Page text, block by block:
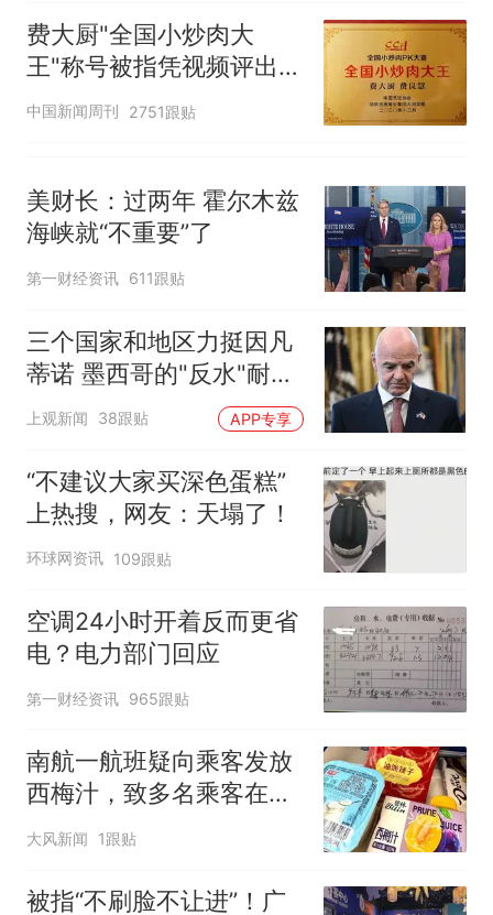
费大厨"全国小炒肉大
王"称号被指凭视频评出
官方回应
中国新闻周刊 2751跟贴
美财长：过两年 霍尔木兹
海峡就“不重要”了
第一财经资讯 611跟贴
三个国家和地区力挺因凡
蒂诺 墨西哥的"反水"耐人
寻味
上观新闻 38跟贴 APP专享
“不建议大家买深色蛋糕”
上热搜，网友：天塌了！
环球网资讯 109跟贴
空调24小时开着反而更省
电？电力部门回应
第一财经资讯 965跟贴
南航一航班疑向乘客发放
西梅汁，致多名乘客在飞
行途中排队上厕所！乘
厕所；客服回应：并非每
大风新闻 1跟贴
被指“不刷脸不让进”！广